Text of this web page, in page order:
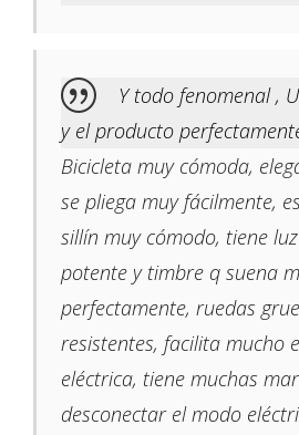
Y todo fenomenal ,
y el producto
Bicicleta muy cómoda,
se pliega muy fácilmente,
sillín muy cómodo, tiene
potente y timbre q suena
perfectamente, ruedas
resistentes, facilita mucho
eléctrica, tiene muchas
desconectar el modo